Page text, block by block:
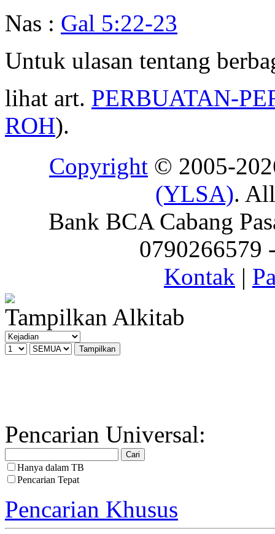
Nas : Gal 5:22-23
Untuk ulasan tentang
lihat art. PERBUATAN-
ROH).
Copyright © 2005-
(YLSA).
Bank BCA Cabang
0790266579
Kontak |
Tampilkan Alkitab
Pencarian Universal:
Hanya dalam TB
Pencarian Tepat
Pencarian Khusus